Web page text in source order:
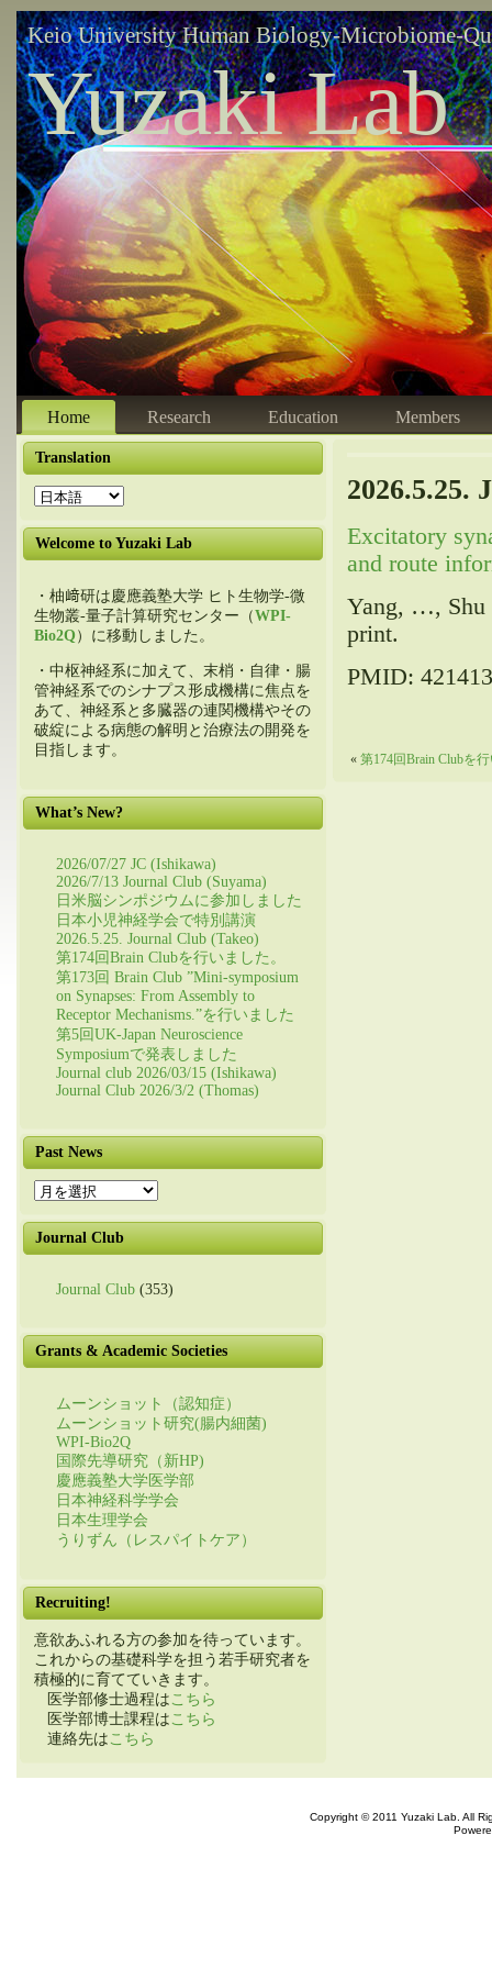
Keio University Human Biology-Microbiome-
Yuzaki Lab
Home Research Education Members
Translation
Welcome to Yuzaki Lab
・柚﨑研は慶應義塾大学 ヒト生物学-微
生物叢-量子計算研究センター（WPI-
Bio2Q）に移動しました。
・中枢神経系に加えて、末梢・自律・腸
管神経系でのシナプス形成機構に焦点を
あて、神経系と多臓器の連関機構やその
破綻による病態の解明と治療法の開発を
目指します。
What’s New?
2026/07/27 JC (Ishikawa)
2026/7/13 Journal Club (Suyama)
日米脳シンポジウムに参加しました
日本小児神経学会で特別講演
2026.5.25. Journal Club (Takeo)
第174回Brain Clubを行いました。
第173回 Brain Club ”Mini-symposium
on Synapses: From Assembly to
Receptor Mechanisms.”を行いました
第5回UK-Japan Neuroscience
Symposiumで発表しました
Journal club 2026/03/15 (Ishikawa)
Journal Club 2026/3/2 (Thomas)
Past News
Past
News
Journal Club
Journal Club (353)
Grants & Academic Societies
ムーンショット（認知症）
ムーンショット研究(腸内細菌)
WPI-Bio2Q
国際先導研究（新HP)
慶應義塾大学医学部
日本神経科学学会
日本生理学会
うりずん（レスパイトケア）
Recruiting!
意欲あふれる方の参加を待っています。
これからの基礎科学を担う若手研究者を
積極的に育てていきます。
医学部修士過程は こちら
医学部博士課程は こちら
連絡先は こちら
2026.5.25.
Excitatory
and route
Yang, …,
print.
PMID:
« 第174回Brain Clubを
Copyright © 2011 Yuzaki Lab. All